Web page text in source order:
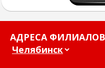
АДРЕСА